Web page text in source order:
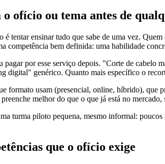
ofício ou tema antes de
tentar ensinar tudo que sabe de uma vez.
competência bem definida: uma habilidade
pagar por esse serviço depois. "Corte de
digital" genérico. Quanto mais específico o
formato usam (presencial, online, híbrido), que
melhor do que o que já está no
turma piloto pequena, mesmo informal:
que o ofício exige